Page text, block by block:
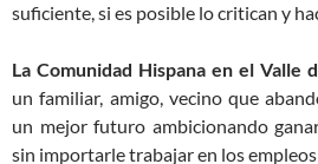
suficiente, si es posible lo critican y
La Comunidad Hispana en el Valle
un familiar, amigo, vecino que
un mejor futuro ambicionando
sin importarle trabajar en los